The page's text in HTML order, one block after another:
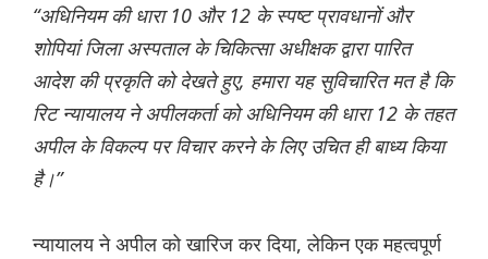
“अधिनियम की धारा 10 और 12 के स्पष्ट प्रावधानों और
शोपियां जिला अस्पताल के चिकित्सा अधीक्षक द्वारा पारित
आदेश की प्रकृति को देखते हुए, हमारा यह सुविचारित मत है कि
रिट न्यायालय ने अपीलकर्ता को अधिनियम की धारा 12 के तहत
अपील के विकल्प पर विचार करने के लिए उचित ही बाध्य किया
है।”
न्यायालय ने अपील को खारिज कर दिया, लेकिन एक महत्वपूर्ण